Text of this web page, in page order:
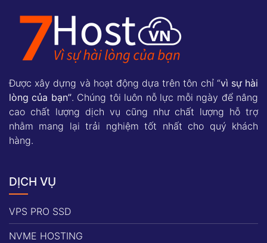
Được xây dựng và hoạt động dựa trên tôn chỉ “vì sự hài
lòng của bạn”. Chúng tôi luôn nỗ lực mỗi ngày để nâng
cao chất lượng dịch vụ cũng như chất lượng hỗ trợ
nhằm mang lại trải nghiệm tốt nhất cho quý khách
hàng.
DỊCH VỤ
VPS PRO SSD
NVME HOSTING